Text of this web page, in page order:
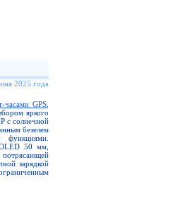
2025 года
часами GPS
яркого
с солнечной
безелем
функциями.
50 мм,
потрясающей
зарядкой